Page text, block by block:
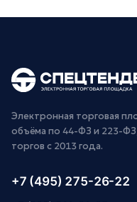
Электронная торговая
объёма по 44-ФЗ и 223-
торгов с 2013 года.
+7 (495) 275-26-22